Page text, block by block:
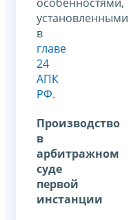
установленными
в
главе
24
АПК
РФ.
Производство
в
арбитражном
суде
первой
инстанции